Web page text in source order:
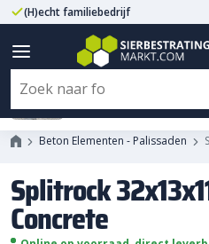
(H)echt familiebedrijf
Beton Elementen - Palissaden
Splitrock
Concrete
Splitrock 32x13x11
Concrete